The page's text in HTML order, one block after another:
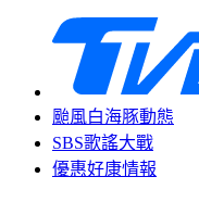
颱風白海豚動態
SBS歌謠大戰
優惠好康情報